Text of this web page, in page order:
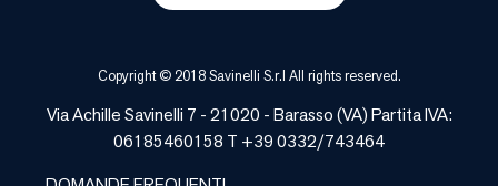
Copyright © 2018 Savinelli S.r.l All rights reserved.
Via Achille Savinelli 7 - 21020 -Barasso(VA) Partita IVA:
06185460158 T +39 0332/743464